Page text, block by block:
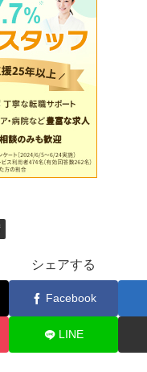
シェアする
Facebook
LINE